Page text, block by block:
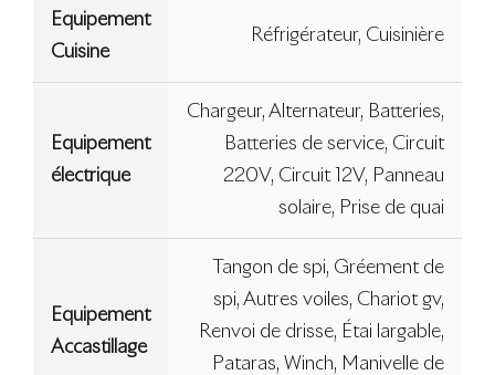
Equipement
Cuisine
Réfrigérateur, Cuisinière
Equipement
électrique
Chargeur, Alternateur, Batteries,
Batteries de service, Circuit
220V, Circuit 12V, Panneau
solaire, Prise de quai
Equipement
Accastillage
Tangon de spi, Gréement de
spi, Autres voiles, Chariot gv,
Renvoi de drisse, Étai largable,
Pataras, Winch, Manivelle de